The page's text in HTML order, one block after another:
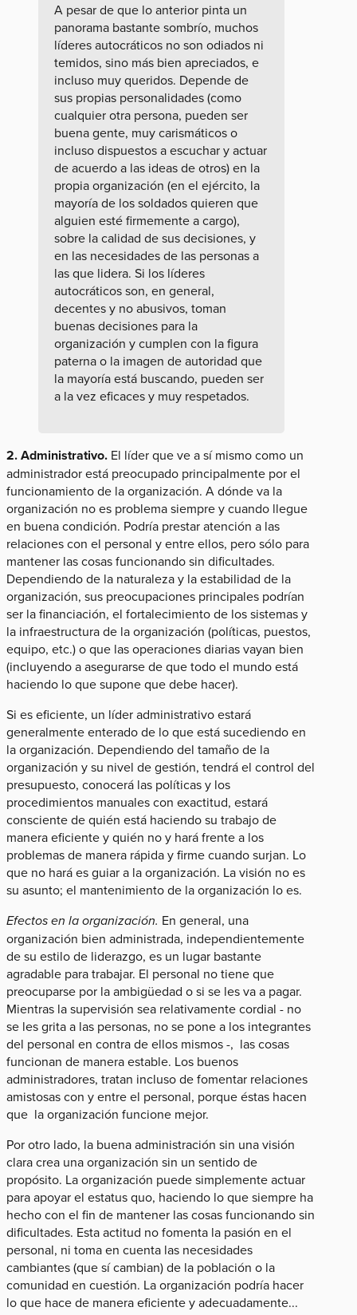
A pesar de que lo anterior pinta un
panorama bastante sombrío, muchos
líderes autocráticos no son odiados ni
temidos, sino más bien apreciados, e
incluso muy queridos. Depende de
sus propias personalidades (como
cualquier otra persona, pueden ser
buena gente, muy carismáticos o
incluso dispuestos a escuchar y actuar
de acuerdo a las ideas de otros) en la
propia organización (en el ejército, la
mayoría de los soldados quieren que
alguien esté firmemente a cargo),
sobre la calidad de sus decisiones, y
en las necesidades de las personas a
las que lidera. Si los líderes
autocráticos son, en general,
decentes y no abusivos, toman
buenas decisiones para la
organización y cumplen con la figura
paterna o la imagen de autoridad que
la mayoría está buscando, pueden ser
a la vez eficaces y muy respetados.
2. Administrativo. El líder que ve a sí mismo como un
administrador está preocupado principalmente por el
funcionamiento de la organización. A dónde va la
organización no es problema siempre y cuando llegue
en buena condición. Podría prestar atención a las
relaciones con el personal y entre ellos, pero sólo para
mantener las cosas funcionando sin dificultades.
Dependiendo de la naturaleza y la estabilidad de la
organización, sus preocupaciones principales podrían
ser la financiación, el fortalecimiento de los sistemas y
la infraestructura de la organización (políticas, puestos,
equipo, etc.) o que las operaciones diarias vayan bien
(incluyendo a asegurarse de que todo el mundo está
haciendo lo que supone que debe hacer).
Si es eficiente, un líder administrativo estará
generalmente enterado de lo que está sucediendo en
la organización. Dependiendo del tamaño de la
organización y su nivel de gestión, tendrá el control del
presupuesto, conocerá las políticas y los
procedimientos manuales con exactitud, estará
consciente de quién está haciendo su trabajo de
manera eficiente y quién no y hará frente a los
problemas de manera rápida y firme cuando surjan. Lo
que no hará es guiar a la organización. La visión no es
su asunto; el mantenimiento de la organización lo es.
Efectos en la organización. En general, una
organización bien administrada, independientemente
de su estilo de liderazgo, es un lugar bastante
agradable para trabajar. El personal no tiene que
preocuparse por la ambigüedad o si se les va a pagar.
Mientras la supervisión sea relativamente cordial - no
se les grita a las personas, no se pone a los integrantes
del personal en contra de ellos mismos -, las cosas
funcionan de manera estable. Los buenos
administradores, tratan incluso de fomentar relaciones
amistosas con y entre el personal, porque éstas hacen
que la organización funcione mejor.
Por otro lado, la buena administración sin una visión
clara crea una organización sin un sentido de
propósito. La organización puede simplemente actuar
para apoyar el estatus quo, haciendo lo que siempre ha
hecho con el fin de mantener las cosas funcionando sin
dificultades. Esta actitud no fomenta la pasión en el
personal, ni toma en cuenta las necesidades
cambiantes (que sí cambian) de la población o la
comunidad en cuestión. La organización podría hacer
lo que hace de manera eficiente y adecuadamente...